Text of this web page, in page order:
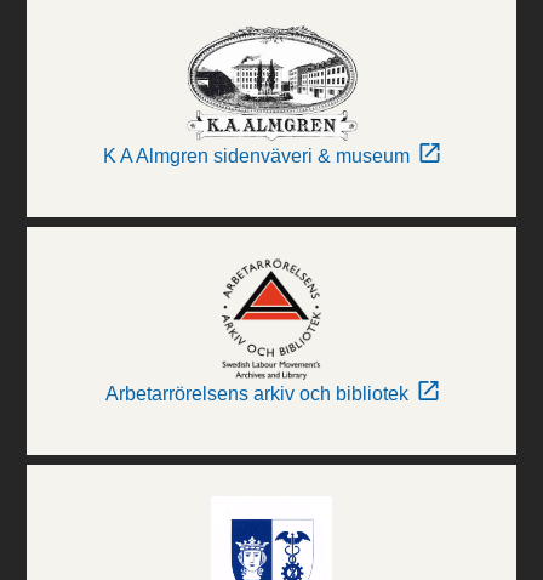
K A Almgren sidenväveri & museum
Arbetarrörelsens arkiv och bibliotek